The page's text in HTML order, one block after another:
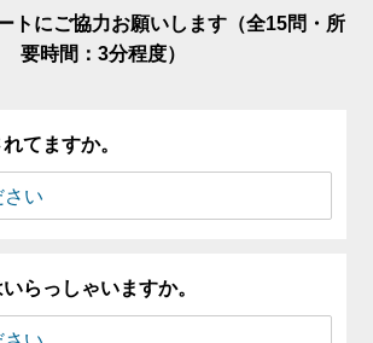
トにご協力お願いします（全15問・所
要時間：3分程度）
てますか。
らっしゃいますか。